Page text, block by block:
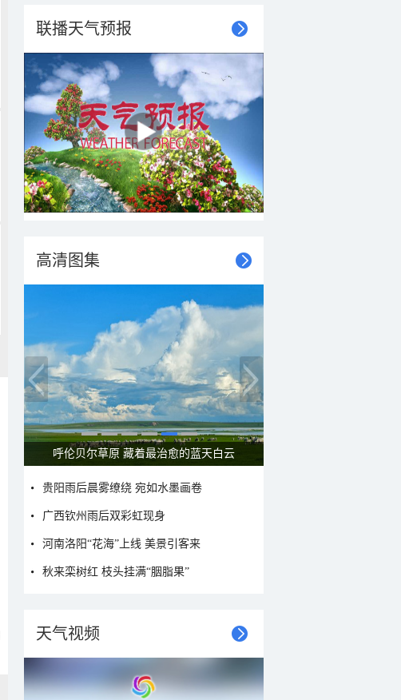
联播天气预报
高清图集
呼伦贝尔草原 藏着最治愈的蓝天白云
贵阳雨后晨雾缭绕 宛如水墨画卷
广西钦州雨后双彩虹现身
河南洛阳“花海”上线 美景引客来
秋来栾树红 枝头挂满“胭脂果”
天气视频